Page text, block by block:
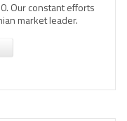
Our constant efforts
market leader.